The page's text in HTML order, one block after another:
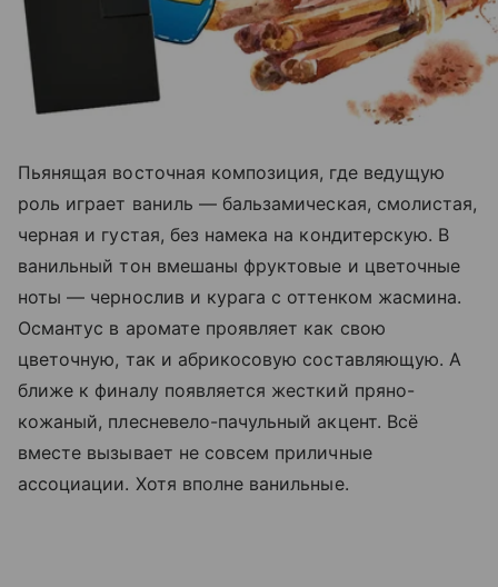
Пьянящая восточная композиция, где ведущую
роль играет ваниль — бальзамическая, смолистая,
черная и густая, без намека на кондитерскую. В
ванильный тон вмешаны фруктовые и цветочные
ноты — чернослив и курага с оттенком жасмина.
Османтус в аромате проявляет как свою
цветочную, так и абрикосовую составляющую. А
ближе к финалу появляется жесткий пряно-
кожаный, плесневело-пачульный акцент. Всё
вместе вызывает не совсем приличные
ассоциации. Хотя вполне ванильные.